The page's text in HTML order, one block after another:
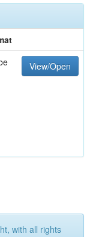
View/Open
with all rights